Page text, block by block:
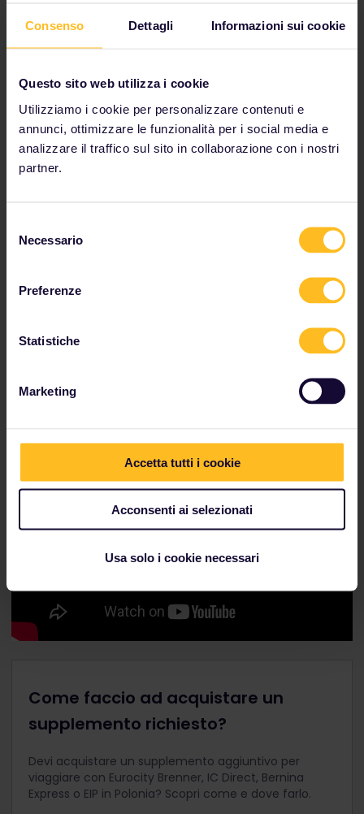
Consenso Dettagli Informazioni sui cookie
Questo sito web utilizza i cookie
Utilizziamo i cookie per personalizzare contenuti e
annunci, ottimizzare le funzionalità per i social media e
analizzare il traffico sul sito in collaborazione con i nostri
partner.
delNecessario
Preferenze
Statistiche
Marketing
Accetta tutti i cookie
Acconsenti ai selezionati
Usa solo i cookie necessari
Posso evitare di prenotare i posti?
In alcuni paesi è abbastanza facile evitare del tutto la
farlo.
Come faccio ad acquistare un
supplemento richiesto?
Devi acquistare un supplemento aggiuntivo per
viaggiare con Eurocity Brenner, IC Direct, Bernina
Express o EIP in Polonia? Scopri come e dove farlo.